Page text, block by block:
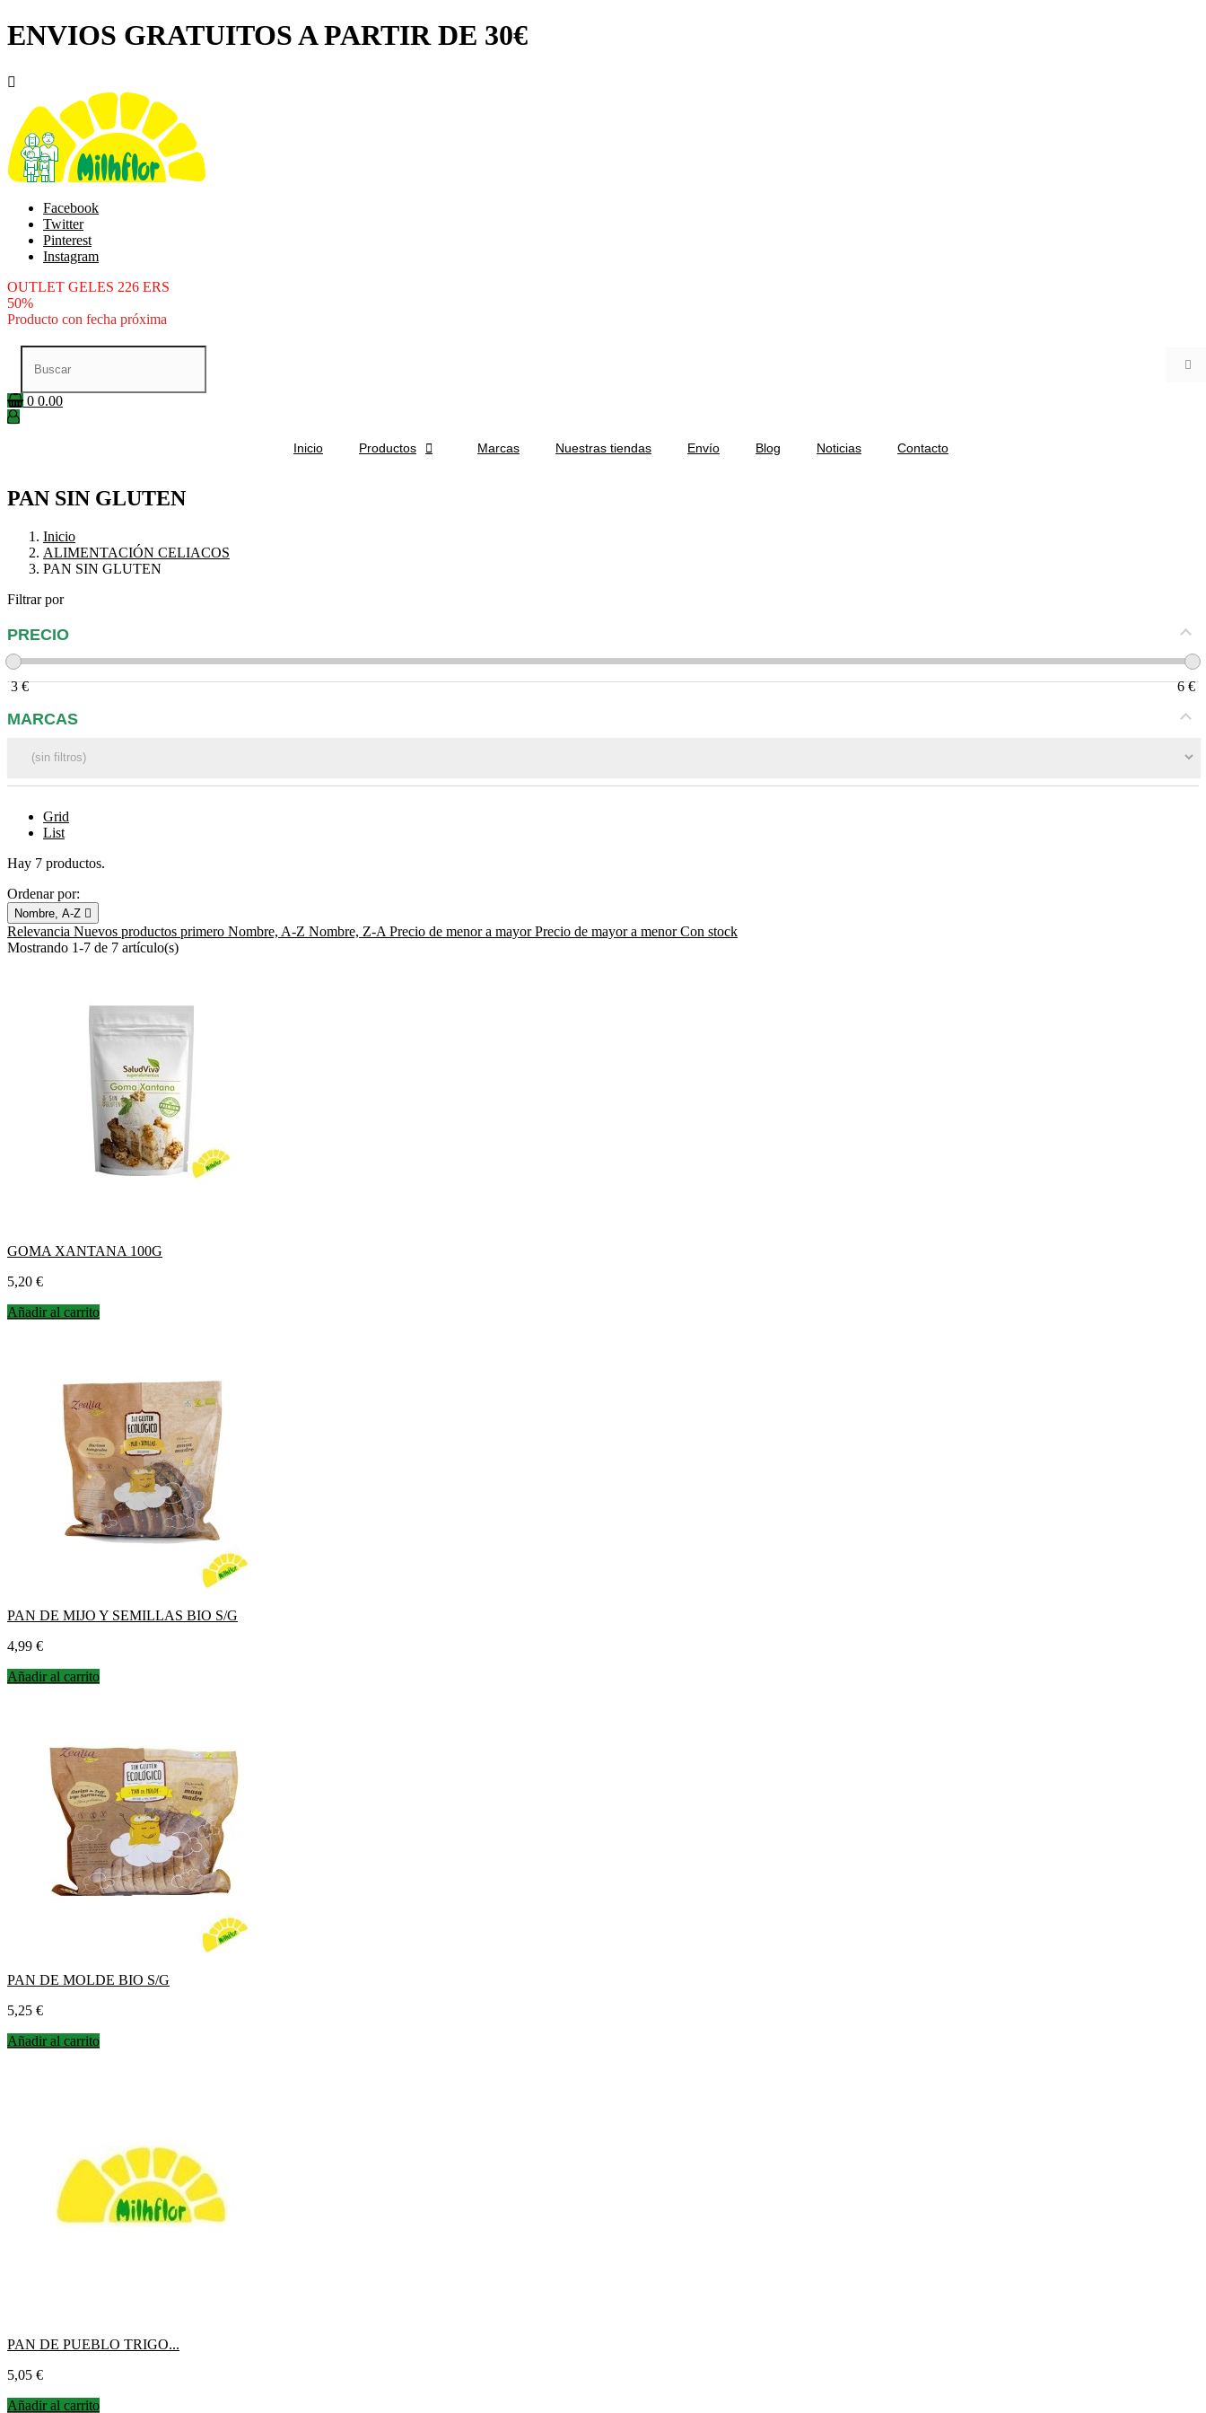
ENVIOS GRATUITOS A PARTIR DE 30€

Facebook
Twitter
Pinterest
Instagram
OUTLET GELES 226 ERS
50%
Producto con fecha próxima

0 0.00
Inicio Productos  Marcas Nuestras tiendas Envío Blog Noticias Contacto
PAN SIN GLUTEN
Inicio
ALIMENTACIÓN CELIACOS
PAN SIN GLUTEN
Filtrar por
PRECIO
3 € 6 €
MARCAS
Grid
List
Hay 7 productos.
Ordenar por:
Nombre, A-Z 
Relevancia Nuevos productos primero Nombre, A-Z Nombre, Z-A Precio de menor a mayorPrecio de mayor a menorCon stock
Mostrando 1-7 de 7 artículo(s)
GOMA XANTANA 100G
Precio
5,20 €
Añadir al carrito
PAN DE MIJO Y SEMILLAS BIO S/G
Precio
4,99 €
Añadir al carrito
PAN DE MOLDE BIO S/G
Precio
5,25 €
Añadir al carrito
PAN DE PUEBLO TRIGO...
Precio
5,05 €
Añadir al carrito